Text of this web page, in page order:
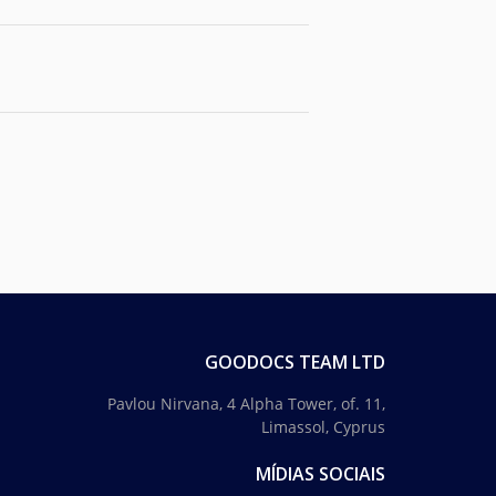
GOODOCS TEAM LTD
Pavlou Nirvana, 4 Alpha Tower, of. 11,
Limassol, Cyprus
MÍDIAS SOCIAIS